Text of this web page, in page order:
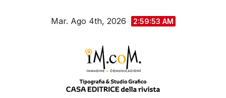
Mar. Ago 4th, 2026 2:59:53 AM